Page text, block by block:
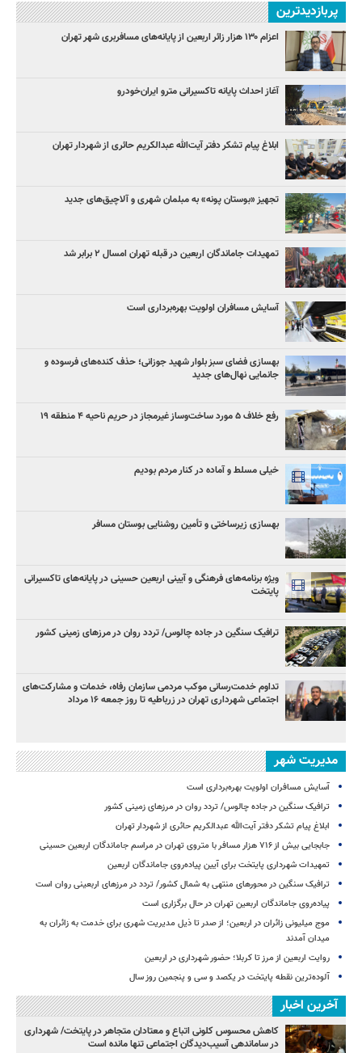
پربازدیدترین
اعزام ۱۳۰ هزار زائر اربعین از پایانه‌های مسافربری شهر تهران
آغاز احداث پایانه تاکسیرانی مترو ایران‌خودرو
ابلاغ پیام تشکر دفتر آیت‌الله عبدالکریم حائری از شهردار تهران
تجهیز «بوستان پونه» به مبلمان شهری و آلاچیق‌های جدید
تمهیدات جاماندگان اربعین در قبله تهران امسال ۲ برابر شد
آسایش مسافران اولویت بهره‌برداری است
بهسازی فضای سبز بلوار شهید جوزانی؛ حذف کنده‌های فرسوده و
جانمایی نهال‌های جدید
رفع خلاف ۵ مورد ساخت‌وساز غیرمجاز در حریم ناحیه ۴ منطقه ۱۹
خیلی مسلط و آماده در کنار مردم بودیم
بهسازی زیرساختی و تأمین روشنایی بوستان مسافر
ویژه برنامه‌های فرهنگی و آیینی اربعین حسینی در پایانه‌های تاکسیرانی
پایتخت
ترافیک سنگین در جاده چالوس/ تردد روان در مرزهای زمینی کشور
تداوم خدمت‌رسانی موکب مردمی سازمان رفاه، خدمات و مشارکت‌های
اجتماعی شهرداری تهران در زرباطیه تا روز جمعه ۱۶ مرداد
مدیریت شهر
آسایش مسافران اولویت بهره‌برداری است
ترافیک سنگین در جاده چالوس/ تردد روان در مرزهای زمینی کشور
ابلاغ پیام تشکر دفتر آیت‌الله عبدالکریم حائری از شهردار تهران
جابجایی بیش از ۷۱۶ هزار مسافر با متروی تهران در مراسم جاماندگان اربعین حسینی
تمهیدات شهرداری پایتخت برای آیین پیاده‌روی جاماندگان اربعین
ترافیک سنگین در محورهای منتهی به شمال کشور/ تردد در مرزهای اربعینی روان است
پیاده‌روی جاماندگان اربعین تهران در حال برگزاری است
موج میلیونی زائران در اربعین؛ از صدر تا ذیل مدیریت شهری برای خدمت به زائران به
میدان آمدند
روایت اربعین از مرز تا کربلا؛ حضور شهرداری در اربعین
آلوده‌ترین نقطه پایتخت در یکصد و سی‌ و پنجمین روز سال
آخرین اخبار
کاهش محسوس کلونی اتباع و معتادان متجاهر در پایتخت/ شهرداری
در ساماندهی آسیب‌دیدگان اجتماعی تنها مانده است